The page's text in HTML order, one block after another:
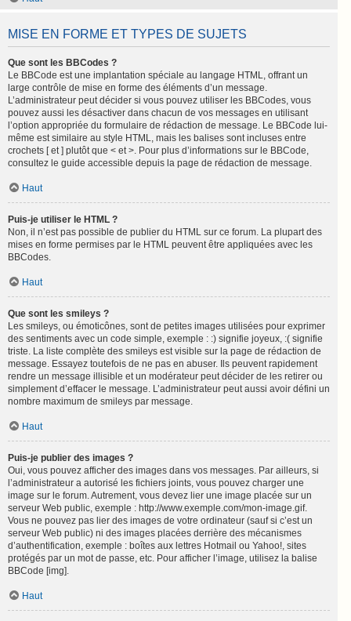
MISE EN FORME ET TYPES DE SUJETS
Que sont les BBCodes ?
Le BBCode est une implantation spéciale au langage HTML, offrant un
large contrôle de mise en forme des éléments d’un message.
L’administrateur peut décider si vous pouvez utiliser les BBCodes, vous
pouvez aussi les désactiver dans chacun de vos messages en utilisant
l’option appropriée du formulaire de rédaction de message. Le BBCode lui-
même est similaire au style HTML, mais les balises sont incluses entre
crochets [ et ] plutôt que < et >. Pour plus d’informations sur le BBCode,
consultez le guide accessible depuis la page de rédaction de message.
Haut
Puis-je utiliser le HTML ?
Non, il n’est pas possible de publier du HTML sur ce forum. La plupart des
mises en forme permises par le HTML peuvent être appliquées avec les
BBCodes.
Haut
Que sont les smileys ?
Les smileys, ou émoticônes, sont de petites images utilisées pour exprimer
des sentiments avec un code simple, exemple : :) signifie joyeux, :( signifie
triste. La liste complète des smileys est visible sur la page de rédaction de
message. Essayez toutefois de ne pas en abuser. Ils peuvent rapidement
rendre un message illisible et un modérateur peut décider de les retirer ou
simplement d’effacer le message. L’administrateur peut aussi avoir défini un
nombre maximum de smileys par message.
Haut
Puis-je publier des images ?
Oui, vous pouvez afficher des images dans vos messages. Par ailleurs, si
l’administrateur a autorisé les fichiers joints, vous pouvez charger une
image sur le forum. Autrement, vous devez lier une image placée sur un
serveur Web public, exemple : http://www.exemple.com/mon-image.gif.
Vous ne pouvez pas lier des images de votre ordinateur (sauf si c’est un
serveur Web public) ni des images placées derrière des mécanismes
d’authentification, exemple : boîtes aux lettres Hotmail ou Yahoo!, sites
protégés par un mot de passe, etc. Pour afficher l’image, utilisez la balise
BBCode [img].
Haut